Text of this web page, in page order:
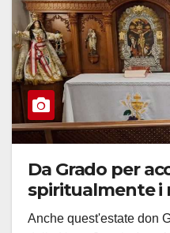
Da Grado per
spiritualmente i
Anche quest'estate don